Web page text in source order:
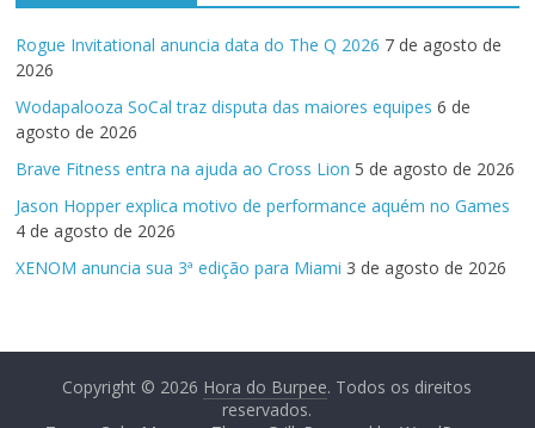
Rogue Invitational anuncia data do The Q 2026 7 de agosto de
2026
Wodapalooza SoCal traz disputa das maiores equipes 6 de
agosto de 2026
Brave Fitness entra na ajuda ao Cross Lion 5 de agosto de 2026
Jason Hopper explica motivo de performance aquém no Games
4 de agosto de 2026
XENOM anuncia sua 3ª edição para Miami 3 de agosto de 2026
Copyright © 2026 Hora do Burpee. Todos os direitos
reservados.